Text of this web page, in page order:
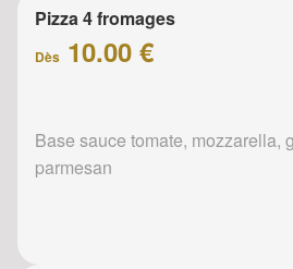
Pizza 4 fromages
Dès 10.00 €
Base sauce tomate, mozzarella,
parmesan